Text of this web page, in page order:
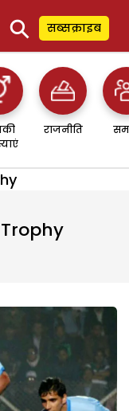
⚲ सब्सक्राइब
राजनीति